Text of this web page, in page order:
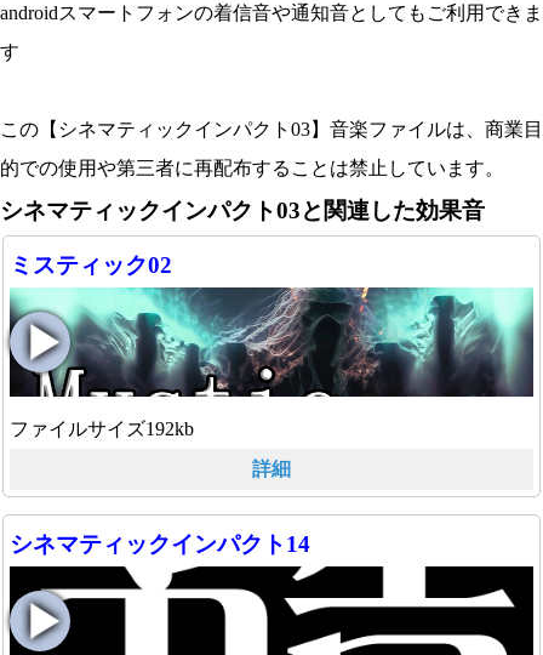
androidスマートフォンの着信音や通知音としてもご利用できま
す
この【シネマティックインパクト03】音楽ファイルは、商業目
的での使用や第三者に再配布することは禁止しています。
シネマティックインパクト03と関連した効果音
ミスティック02
ファイルサイズ192kb
詳細
シネマティックインパクト14